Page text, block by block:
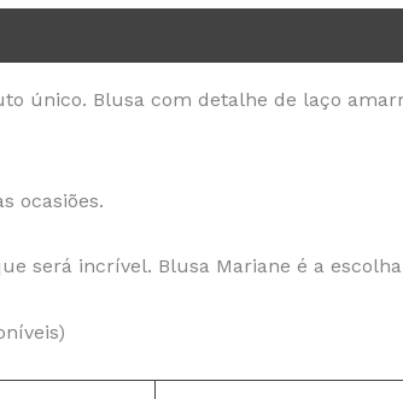
único. Blusa com detalhe de laço
ocasiões.
será incrível. Blusa Mariane é a